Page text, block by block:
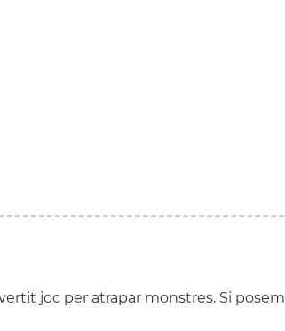
joc per atrapar monstres. Si